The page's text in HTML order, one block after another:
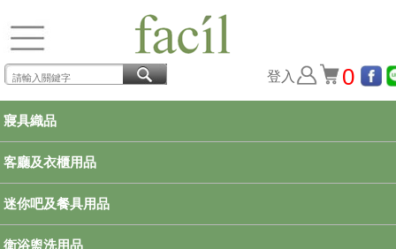
登入 0
寢具織品
客廳及衣櫃用品
迷你吧及餐具用品
衛浴盥洗用品